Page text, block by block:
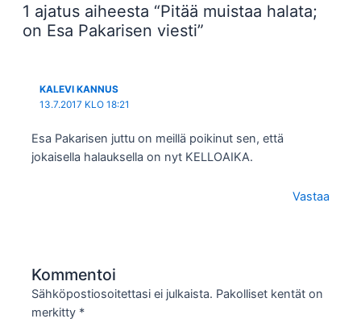
1 ajatus aiheesta “Pitää muistaa halata;
on Esa Pakarisen viesti”
KALEVI KANNUS
13.7.2017 KLO 18:21
Esa Pakarisen juttu on meillä poikinut sen, että
jokaisella halauksella on nyt KELLOAIKA.
Vastaa
Kommentoi
Sähköpostiosoitettasi ei julkaista. Pakolliset kentät on
merkitty *